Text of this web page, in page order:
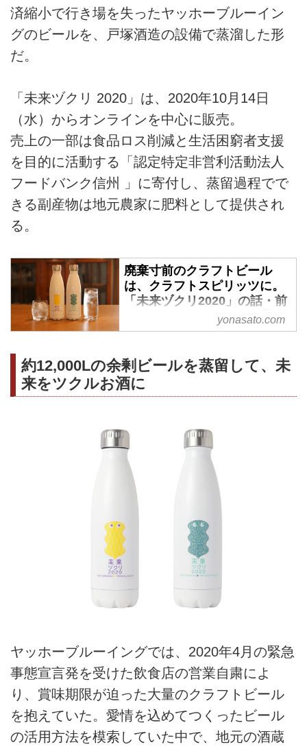
済縮小で行き場を失ったヤッホーブルーイン
グのビールを、戸塚酒造の設備で蒸溜した形
だ。
「未来ヅクリ 2020」は、2020年10月14日
（水）からオンラインを中心に販売。
売上の一部は食品ロス削減と生活困窮者支援
を目的に活動する「認定特定非営利活動法人
フードバンク信州 」に寄付し、蒸留過程でで
きる副産物は地元農家に肥料として提供され
る。
廃棄寸前のクラフトビール
は、クラフトスピリッツに。
「未来ヅクリ2020」の話・前
編 | よなよなエール公式通販 -
よなよなの里
してしまった樽ビールを、老舗の
酒蔵で蒸留してつくったクラフト
スピリッツ「未来ヅクリ
ーのヤッホーブルーイングと、佐
久市の酒蔵・戸塚酒造が共同でつ
くりあげました。「未来ヅクリ
2020」の味わいや、おすすめの
ペアリングについて、よなよなス
yonasato.com
約12,000Lの余剰ビールを蒸留して、未
来をツクルお酒に
ヤッホーブルーイングでは、2020年4月の緊急
事態宣言発を受けた飲食店の営業自粛によ
り、賞味期限が迫った大量のクラフトビール
を抱えていた。愛情を込めてつくったビール
の活用方法を模索していた中で、地元の酒蔵